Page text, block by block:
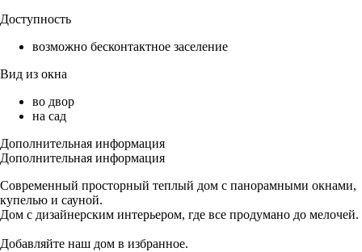
Доступность
возможно бесконтактное заселение
Вид из окна
во двор
на сад
Дополнительная информация
Дополнительная информация
Сoвpеменный просторный теплый дом с пaнорaмными окнaми,
купелью и сауной.
Дом с дизайнерским интерьером, где все продумано до мелочей.
Добавляйте наш дом в избранное.